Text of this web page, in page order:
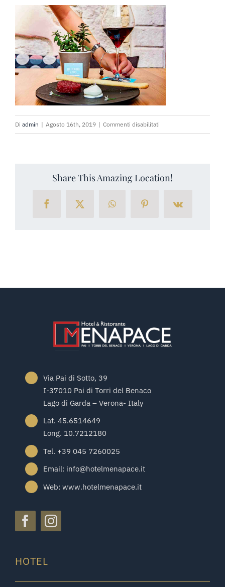
RICHIEDI PREVENTIVO
Di admin | Agosto 16th, 2019 | Commenti disabilitati
ciottolando-
Share This Amazing Location!
FacebookX WhatsAppPinterestVk
Via Pai di Sotto, 39
I-37010 Pai di Torri del Benaco
Lago di Garda – Verona- Italy
Lat. 45.6514649
Long. 10.7212180
Tel. +39 045 7260025
Email: info@hotelmenapace.it
Web: www.hotelmenapace.it
HOTEL